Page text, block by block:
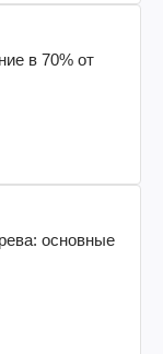
в 70% от
основные